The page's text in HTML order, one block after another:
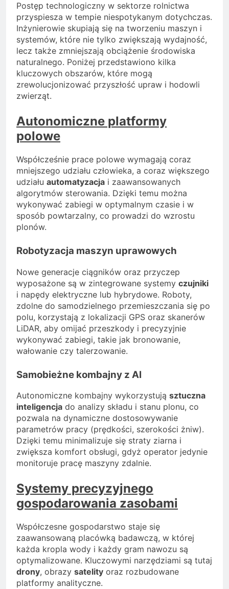
Postęp technologiczny w sektorze rolnictwa
przyspiesza w tempie niespotykanym dotychczas.
Inżynierowie skupiają się na tworzeniu maszyn i
systemów, które nie tylko zwiększają wydajność,
lecz także zmniejszają obciążenie środowiska
naturalnego. Poniżej przedstawiono kilka
kluczowych obszarów, które mogą
zrewolucjonizować przyszłość upraw i hodowli
zwierząt.
Autonomiczne platformy
polowe
Współcześnie prace polowe wymagają coraz
mniejszego udziału człowieka, a coraz większego
udziału automatyzacja i zaawansowanych
algorytmów sterowania. Dzięki temu można
wykonywać zabiegi w optymalnym czasie i w
sposób powtarzalny, co prowadzi do wzrostu
plonów.
Robotyzacja maszyn uprawowych
Nowe generacje ciągników oraz przyczep
wyposażone są w zintegrowane systemy czujniki
i napędy elektryczne lub hybrydowe. Roboty,
zdolne do samodzielnego przemieszczania się po
polu, korzystają z lokalizacji GPS oraz skanerów
LiDAR, aby omijać przeszkody i precyzyjnie
wykonywać zabiegi, takie jak bronowanie,
wałowanie czy talerzowanie.
Samobieżne kombajny z AI
Autonomiczne kombajny wykorzystują sztuczna
inteligencja do analizy składu i stanu plonu, co
pozwala na dynamiczne dostosowywanie
parametrów pracy (prędkości, szerokości żniw).
Dzięki temu minimalizuje się straty ziarna i
zwiększa komfort obsługi, gdyż operator jedynie
monitoruje pracę maszyny zdalnie.
Systemy precyzyjnego
gospodarowania zasobami
Współczesne gospodarstwo staje się
zaawansowaną placówką badawczą, w której
każda kropla wody i każdy gram nawozu są
optymalizowane. Kluczowymi narzędziami są tutaj
drony, obrazy satelity oraz rozbudowane
platformy analityczne.